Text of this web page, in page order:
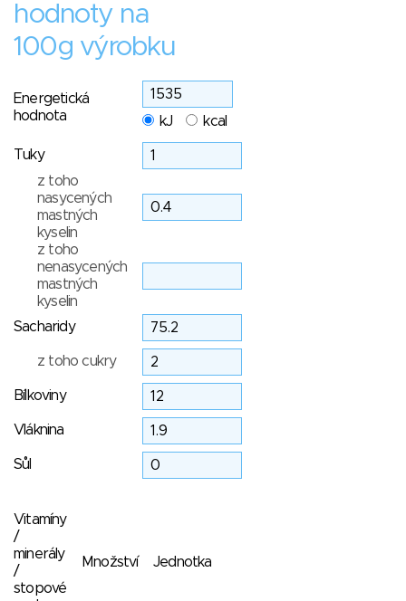
hodnoty na
100g výrobku
Energetická
hodnota
kJ kcal
Tuky
z toho
nasycených
mastných
kyselin
z toho
nenasycených
mastných
kyselin
Sacharidy
z toho cukry
Bílkoviny
Vláknina
Sůl
Vitamíny
/
minerály
/
stopové
Množství Jednotka